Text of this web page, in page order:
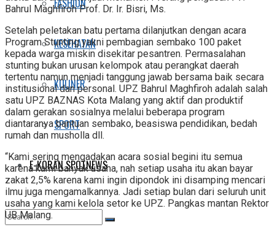
FASHION
KESEHATAN
KULINER
SPORT
E-KORAN SPOTNEWS
Bahrul Maghfiroh Prof. Dr. Ir. Bisri, Ms.
Setelah peletakan batu pertama dilanjutkan dengan acara
Program Stunting yakni pembagian sembako 100 paket
kepada warga miskin disekitar pesantren. Permasalahan
stunting bukan urusan kelompok atau perangkat daerah
tertentu namun menjadi tanggung jawab bersama baik secara
institusional dan personal. UPZ Bahrul Maghfiroh adalah salah
satu UPZ BAZNAS Kota Malang yang aktif dan produktif
dalam gerakan sosialnya melalui beberapa program
diantaranya bantuan sembako, beasiswa pendidikan, bedah
rumah dan musholla dll.
“Kami sering mengadakan acara sosial begini itu semua
karena kami banyak usaha, nah setiap usaha itu akan bayar
zakat 2,5% karena kami ingin dipondok ini disamping mencari
ilmu juga mengamalkannya. Jadi setiap bulan dari seluruh unit
usaha yang kami kelola setor ke UPZ. Pangkas mantan Rektor
UB Malang.